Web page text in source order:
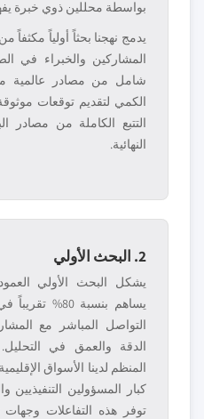
بواسطة محللين ذوي خبرة
يدمج نهجنا بحثاً أولياً
المشاركين والخبراء في
شامل من مصادر عالمية
الكمي لتقديم توقعات
التتبع الكاملة من مصادر
النهائية.
2. البحث الأولي
يشكل البحث الأولي
يساهم بنسبة
التواصل المباشر مع
الدقة والعمق في
المنظم لدينا الأسواق
كبار المسؤولين التنفيذيين
توفر هذه التفاعلات وجهات